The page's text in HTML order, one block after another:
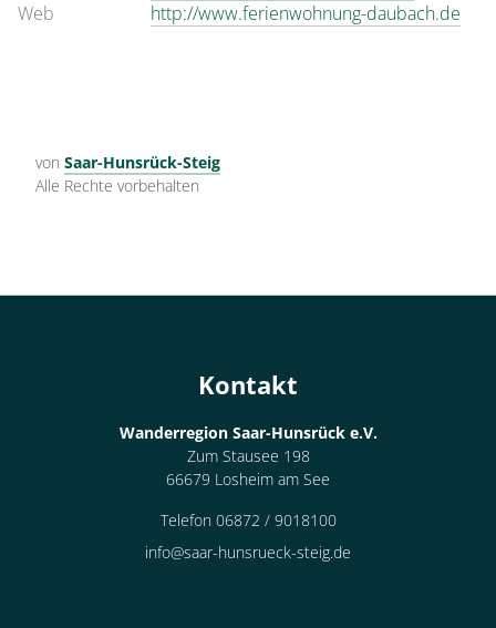
Web
http://www.ferienwohnung-daubach.de
von Saar-Hunsrück-Steig
Alle Rechte vorbehalten
Kontakt
Wanderregion Saar-Hunsrück e.V.
Zum Stausee 198
66679 Losheim am See
Telefon 06872 / 9018100
info@saar-hunsrueck-steig.de